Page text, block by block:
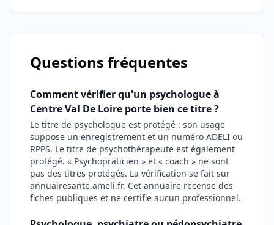
Questions fréquentes
Comment vérifier qu'un psychologue à
Centre Val De Loire porte bien ce titre ?
Le titre de psychologue est protégé : son usage
suppose un enregistrement et un numéro ADELI ou
RPPS. Le titre de psychothérapeute est également
protégé. « Psychopraticien » et « coach » ne sont
pas des titres protégés. La vérification se fait sur
annuairesante.ameli.fr. Cet annuaire recense des
fiches publiques et ne certifie aucun professionnel.